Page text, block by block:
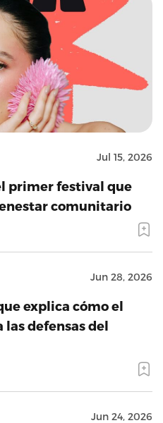
Jul 15, 2026
primer festival que
comunitario
Jun 28, 2026
explica cómo el
defensas del
Jun 24, 2026